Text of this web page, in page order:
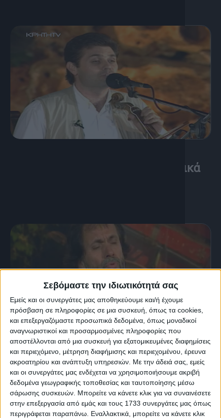
Σεβόμαστε την ιδιωτικότητά σας
Εμείς και οι συνεργάτες μας αποθηκεύουμε και/ή έχουμε
πρόσβαση σε πληροφορίες σε μια συσκευή, όπως τα cookies,
και επεξεργαζόμαστε προσωπικά δεδομένα, όπως μοναδικοί
αναγνωριστικοί και προσαρμοσμένες πληροφορίες που
αποστέλλονται από μια συσκευή για εξατομικευμένες διαφημίσεις
και περιεχόμενο, μέτρηση διαφήμισης και περιεχομένου, έρευνα
ακροατηρίου και ανάπτυξη υπηρεσιών. Με την άδειά σας, εμείς
και οι συνεργάτες μας ενδέχεται να χρησιμοποιήσουμε ακριβή
δεδομένα γεωγραφικής τοποθεσίας και ταυτοποίησης μέσω
σάρωσης συσκευών. Μπορείτε να κάνετε κλικ για να συναινέσετε
στην επεξεργασία από εμάς και τους 1733 συνεργάτες μας όπως
περιγράφεται παραπάνω. Εναλλακτικά, μπορείτε να κάνετε κλικ
Ο Δημήτρης Σγουρός στα Μουσικά
4 Νοεμβρίου, 2004
Ο Βαγγέλης Πυθαρούλης στα
Μουσικά Μονοπάτια [1η εκπομπή]